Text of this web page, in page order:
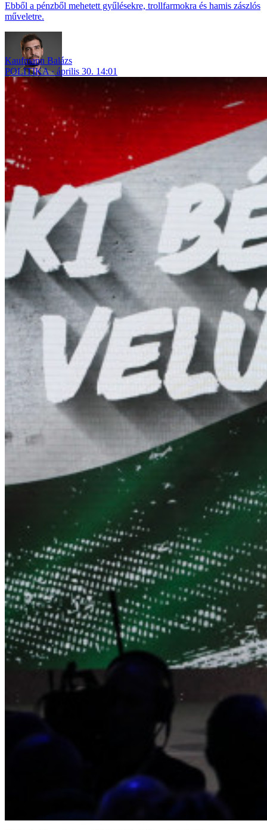
Ebből a pénzből mehetett gyűlésekre, trollfarmokra és hamis zászlós
műveletre.
Kaufmann Balázs
POLITIKA
április 30. 14:01